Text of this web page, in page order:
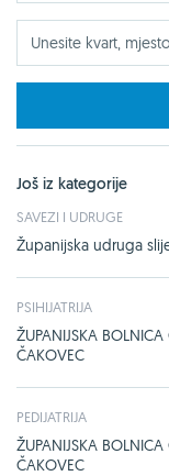
Još iz kategorije
SAVEZI I UDRUGE
Županijska udruga
PSIHIJATRIJA
ŽUPANIJSKA
ČAKOVEC
PEDIJATRIJA
ŽUPANIJSKA
ČAKOVEC